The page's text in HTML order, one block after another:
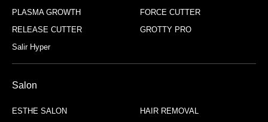
PLASMA GROWTH
FORCE CUTTER
RELEASE CUTTER
GROTTY PRO
Salir Hyper
Salon
ESTHE SALON HAIR REMOVAL